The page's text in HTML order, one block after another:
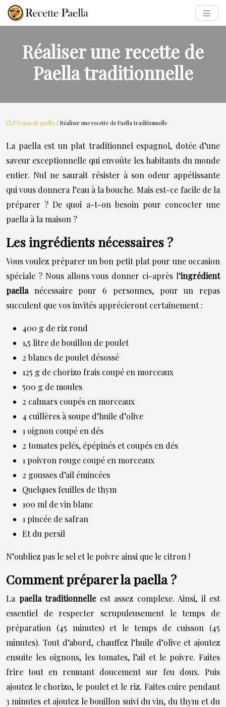
Réaliser une recette de
Paella traditionnelle
/ Types de paëlla / Réaliser une recette de Paella traditionnelle
La paella est un plat traditionnel espagnol, dotée d’une
saveur exceptionnelle qui envoûte les habitants du monde
entier. Nul ne saurait résister à son odeur appétissante
qui vous donnera l’eau à la bouche. Mais est-ce facile de la
préparer ? De quoi a-t-on besoin pour concocter une
paella à la maison ?
Les ingrédients nécessaires ?
Vous voulez préparer un bon petit plat pour une occasion
spéciale ? Nous allons vous donner ci-après l’ingrédient
paella nécessaire pour 6 personnes, pour un repas
succulent que vos invités apprécieront certainement :
400 g de riz rond
1,5 litre de bouillon de poulet
2 blancs de poulet désossé
125 g de chorizo frais coupé en morceaux
500 g de moules
2 calmars coupés en morceaux
4 cuillères à soupe d’huile d’olive
1 oignon coupé en dés
2 tomates pelés, épépinés et coupés en dés
1 poivron rouge coupé en morceaux
2 gousses d’ail émincées
Quelques feuilles de thym
100 ml de vin blanc
1 pincée de safran
Et du persil
N’oubliez pas le sel et le poivre ainsi que le citron !
Comment préparer la paella ?
La paella traditionnelleest assez complexe. Ainsi, il est
essentiel de respecter scrupuleusement le temps de
préparation (45 minutes) et le temps de cuisson (45
minutes). Tout d’abord, chauffez l’huile d’olive et ajoutez
ensuite les oignons, les tomates, l’ail et le poivre. Faites
frire tout en remuant doucement sur feu doux. Puis
ajoutez le chorizo, le poulet et le riz. Faites cuire pendant
3 minutes et ajoutez le bouillon suivi du vin, du thym et du